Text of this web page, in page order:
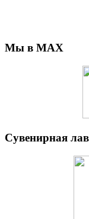
Мы в MAX
Сувенирная